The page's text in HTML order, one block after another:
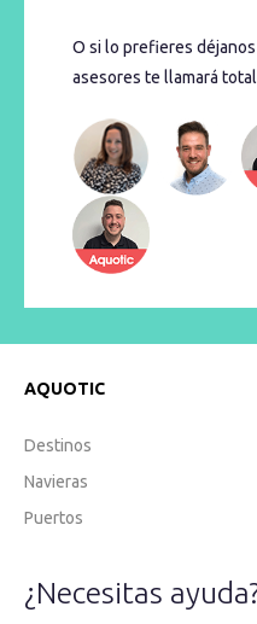
O si lo prefieres
asesores te llamará
AQUOTIC
Destinos
Navieras
Puertos
¿Necesitas